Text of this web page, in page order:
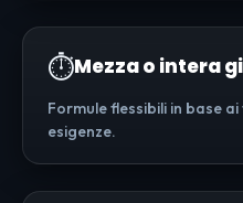
⏱️Mezza o intera
Formule flessibili in base
esigenze.